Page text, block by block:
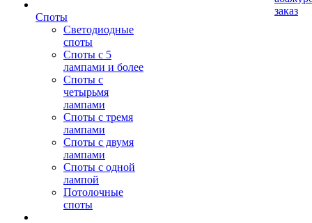
Споты
Светодиодные
споты
Споты с 5
лампами и более
Споты с
четырьмя
лампами
Споты с тремя
лампами
Споты с двумя
лампами
Споты с одной
лампой
Потолочные
споты
заказ